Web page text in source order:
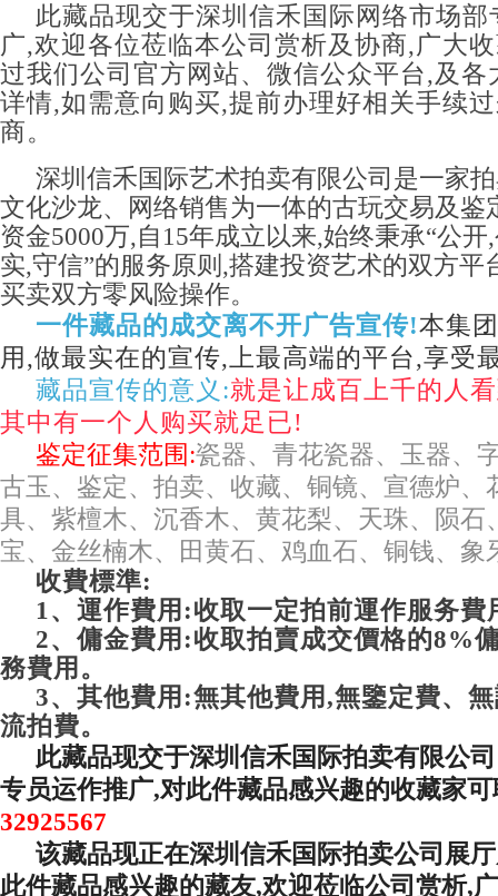
此藏品现交于深圳信禾国际网络市场部
广,欢迎各位莅临本公司赏析及协商,广大
过我们公司官方网站、微信公众平台,及各
详情,如需意向购买,提前办理好相关手续
商。
深圳信禾国际艺术拍卖有限公司是一家
文化沙龙、网络销售为一体的古玩交易及鉴
资金5000万,自15年成立以来,始终秉承“公开
实,守信”的服务原则,搭建投资艺术的双方平
买卖双方零风险操作。
一件藏品的成交离不开广告宣传!本集
用,做最实在的宣传,上最高端的平台,享受
藏品宣传的意义:就是让成百上千的人
其中有一个人购买就足已!
鉴定征集范围:瓷器、青花瓷器、玉器、
古玉、鉴定、拍卖、收藏、铜镜、宣德炉、
具、紫檀木、沉香木、黄花梨、天珠、陨石
宝、金丝楠木、田黄石、鸡血石、铜钱、象
收費標準:
1、運作費用:收取一定拍前運作服
2、傭金費用:收取拍賣成交價格的8%
務費用。
3、其他費用:無其他費用,無鑒定費、
流拍費。
此藏品现交于深圳信禾国际拍卖有限公
专员运作推广,对此件藏品感兴趣的收藏家
32925567
该藏品现正在深圳信禾国际拍卖公司展
此件藏品感兴趣的藏友,欢迎莅临公司赏析,